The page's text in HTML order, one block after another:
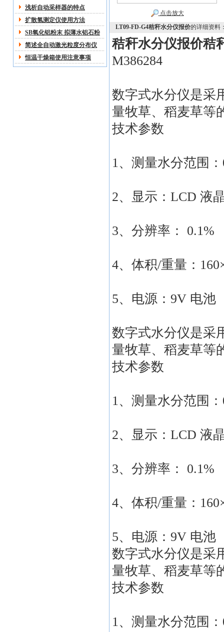
浅析自动采样器的特点
扩散氢测定仪使用方法
SB氧化铝粉末 拟薄水铝石粉
技术交流
简述全自动激光粒度分布仪
恒温干燥箱使用注意事项
点击放大
LT09-FD-G4秸秆水分仪报价的详细资料
秸秆水分仪报价秸
M386284
数字式水分仪是采
量牧草、稻麦草等
技术参数
1、测量水分范围
2、显示：LCD 液
3、分辨率： 0.1%
4、体积/重量：
5、电源：9V 电池
数字式水分仪是采
量牧草、稻麦草等
技术参数
1、测量水分范围
2、显示：LCD 液
3、分辨率： 0.1%
4、体积/重量：
5、电源：9V 电池
数字式水分仪是采
量牧草、稻麦草等
技术参数
1、测量水分范围